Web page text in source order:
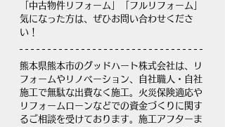
「中古物件リフォーム」「フルリフォーム」
気になった方は、ぜひお問い合わせくださ
い！
熊本県熊本市のグッドハート株式会社は、リ
フォームやリノベーション、自社職人・自社
施工で無駄な出費なく施工。火災保険適応や
リフォームローンなどでの資金づくりに関す
るご相談を受けております。施工アフターま